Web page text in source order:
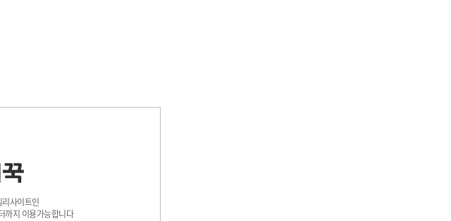
사이트인
까지 이용가능합니다